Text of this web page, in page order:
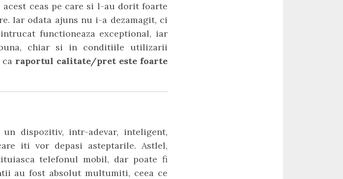
ceas pe care si l-au dorit foarte
Iar odata ajuns nu i-a dezamagit, ci
functioneaza exceptional, iar
chiar si in conditiile utilizarii
raportul calitate/pret este foarte
un dispozitiv, intr-adevar, inteligent,
iti vor depasi asteptarile. Astlel,
telefonul mobil, dar poate fi
au fost absolut multumiti, ceea ce